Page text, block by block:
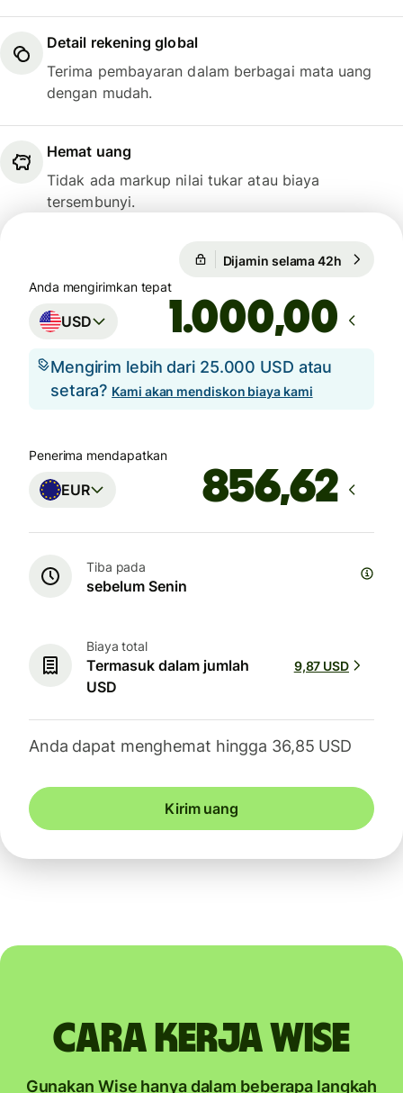
Detail rekening global
Terima pembayaran dalam berbagai mata uang
dengan mudah.
Hemat uang
Tidak ada markup nilai tukar atau biaya
tersembunyi.
Dijamin selama 42h
Anda mengirimkan tepat
USD ,00
Mengirim lebih dari 25.000 USD atau
setara? Kami akan mendiskon biaya kami
Penerima mendapatkan
EUR
Tiba pada
sebelum Senin
Biaya total
Termasuk dalam jumlah
USD
9,87 USD
Anda dapat menghemat hingga 36,85 USD
Kirim uang
Cara kerja Wise
Gunakan Wise hanya dalam beberapa langkah